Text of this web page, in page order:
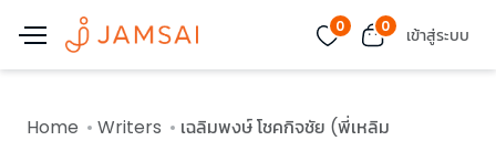
0 0 เข้าสู่ระบบ
Home Writers
เฉลิมพงษ์ โชคกิจชัย (พี่เหลิม